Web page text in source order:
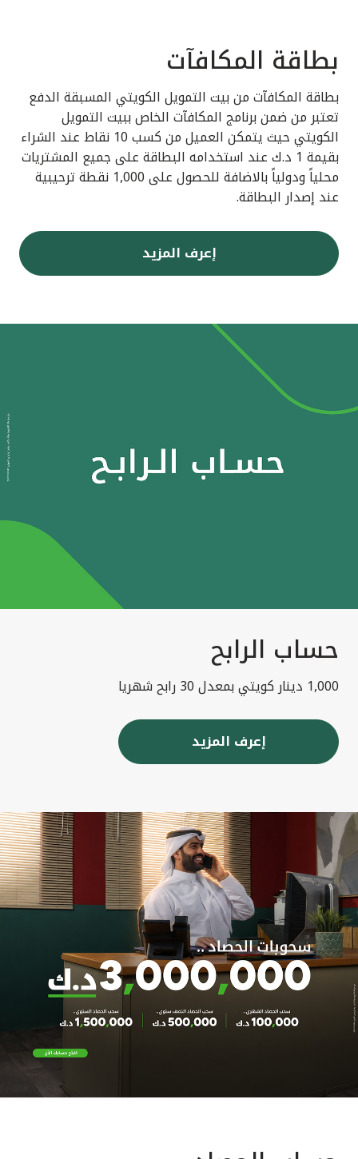
بطاقة المكافآت
بطاقة المكافآت من بيت التمويل الكويتي المسبقة الدفع
تعتبر من ضمن برنامج المكافآت الخاص ببيت التمويل
الكويتي حيث يتمكن العميل من كسب 10 نقاط عند الشراء
بقيمة 1 د.ك عند استخدامه البطاقة على جميع المشتريات
محلياً ودولياً بالاضافة للحصول على 1,000 نقطة ترحيبية
عند إصدار البطاقة.
إعرف المزيد
حساب الرابح
1,000 دينار كويتي بمعدل 30 رابح شهريا
إعرف المزيد